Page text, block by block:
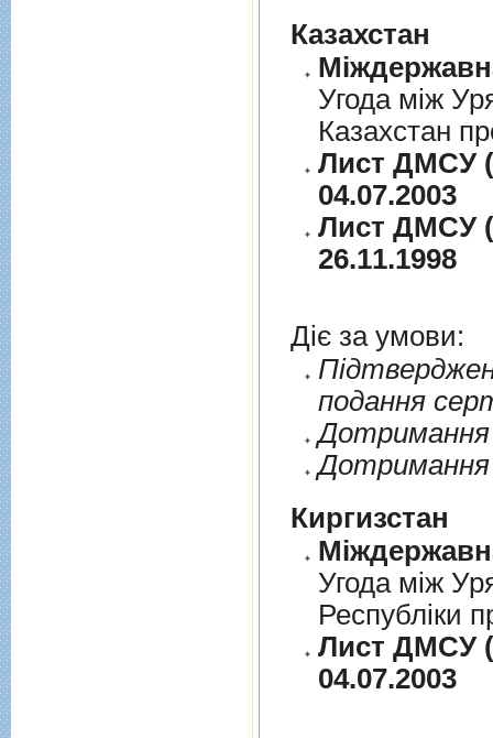
Казахстан
Угода між
Казахстан
Лист ДМСУ
04.07.2003
Лист ДМСУ
26.11.1998
Діє за умови:
подання
Дотримання
Дотримання
Киргизстан
Угода між
Республіки
Лист ДМСУ
04.07.2003